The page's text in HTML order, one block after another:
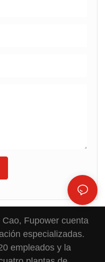
Fupower cuenta
especializadas.
empleados y la